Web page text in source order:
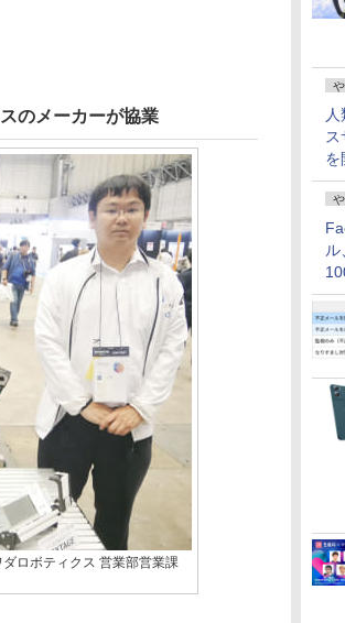
を
価
のメーカーが協業
ロボティクス 営業部営業課